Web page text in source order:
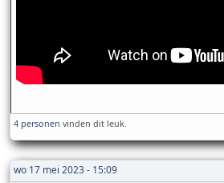
4 personen vinden dit leuk.
wo 17 mei 2023 - 15:09